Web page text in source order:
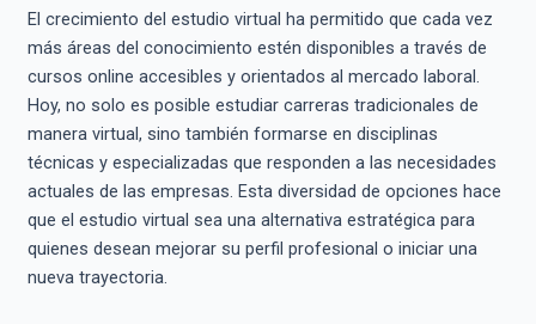
El crecimiento del estudio virtual ha permitido que cada vez
más áreas del conocimiento estén disponibles a través de
cursos online accesibles y orientados al mercado laboral.
Hoy, no solo es posible estudiar carreras tradicionales de
manera virtual, sino también formarse en disciplinas
técnicas y especializadas que responden a las necesidades
actuales de las empresas. Esta diversidad de opciones hace
que el estudio virtual sea una alternativa estratégica para
quienes desean mejorar su perfil profesional o iniciar una
nueva trayectoria.